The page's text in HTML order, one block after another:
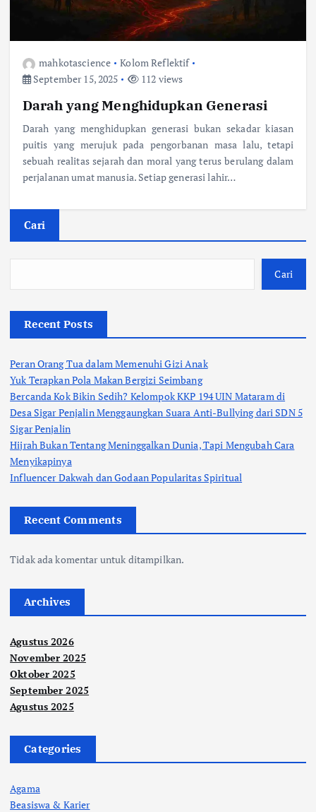
mahkotascience
Kolom Reflektif
September 15, 2025
112 views
Darah yang Menghidupkan Generasi
Darah yang menghidupkan generasi bukan sekadar kiasan
puitis yang merujuk pada pengorbanan masa lalu, tetapi
sebuah realitas sejarah dan moral yang terus berulang dalam
perjalanan umat manusia. Setiap generasi lahir…
Cari
Cari
Recent Posts
Peran Orang Tua dalam Memenuhi Gizi Anak
Yuk Terapkan Pola Makan Bergizi Seimbang
Bercanda Kok Bikin Sedih? Kelompok KKP 194 UIN Mataram di
Desa Sigar Penjalin Menggaungkan Suara Anti-Bullying dari SDN 5
Sigar Penjalin
Hijrah Bukan Tentang Meninggalkan Dunia, Tapi Mengubah Cara
Menyikapinya
Influencer Dakwah dan Godaan Popularitas Spiritual
Recent Comments
Tidak ada komentar untuk ditampilkan.
Archives
Agustus 2026
November 2025
Oktober 2025
September 2025
Agustus 2025
Categories
Agama
Beasiswa & Karier